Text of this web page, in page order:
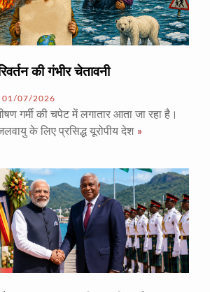
की गंभीर चेतावनी
01/07/2026
गर्मी की चपेट में लगातार आता जा रहा है।
के लिए प्रसिद्ध यूरोपीय देश »